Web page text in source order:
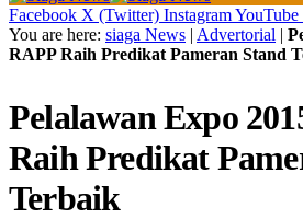
Facebook X (Twitter) InstagramYouTube
You are here: siaga News | Advertorial |
RAPP Raih Predikat Pameran Stand
Pelalawan Expo
Raih Predikat
Terbaik